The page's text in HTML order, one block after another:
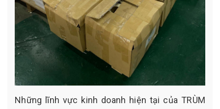
Những lĩnh vực kinh doanh hiện tại của TRÙM